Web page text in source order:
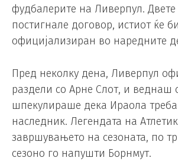
фудбалерите на Ливерпул. Двете
постигнале договор, истиот ќе
официјализиран во наредните
Пред неколку дена, Ливерпул
раздели со Арне Слот, и веднаш
шпекулираше дека Ираола
наследник. Легендата на
завршувањето на сезоната, по
сезоно го напушти Борнмут.